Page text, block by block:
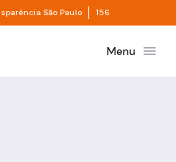
de acesso à informação
São Paulo Divisor de
156
PauloMenu menu